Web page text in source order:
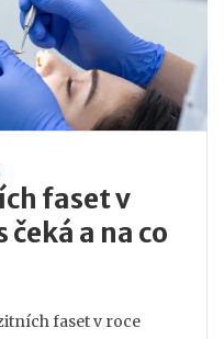
faset v
čeká a na co
faset v roce